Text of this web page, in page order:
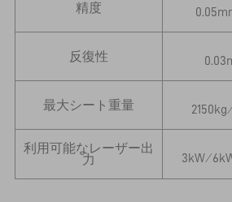
精度
反復性
最大シート重量
利用可能なレーザー出
力
2150kg
3kW ⁄